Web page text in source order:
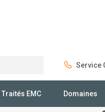
Service
Traités EMC Domaines